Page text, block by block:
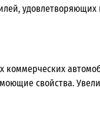
коммерческих
свойства.